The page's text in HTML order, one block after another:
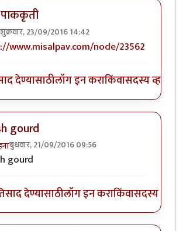
शुक्रवार, 23/09/2016 14:42
toतू बी स्पेसिफिकbyअप्पा जोगळेकर
www.misalpav.com/node/23562
देण्यासाठीलॉग इन कराकिंवासदस्य व्हा
gourd
बुधवार, 21/09/2016 09:56
to
gourd
देण्यासाठीलॉग इन कराकिंवासदस्य व्हा